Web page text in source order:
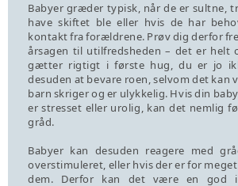
Babyer græder typisk, når de er sultne,
have skiftet ble eller hvis de har
kontakt fra forældrene. Prøv dig derfor
årsagen til utilfredsheden – det er helt
gætter rigtigt i første hug, du er jo
desuden at bevare roen, selvom det
barn skriger og er ulykkelig. Hvis din
er stresset eller urolig, kan det nemlig
gråd.
Babyer kan desuden reagere med
overstimuleret, eller hvis der er for
dem. Derfor kan det være en god